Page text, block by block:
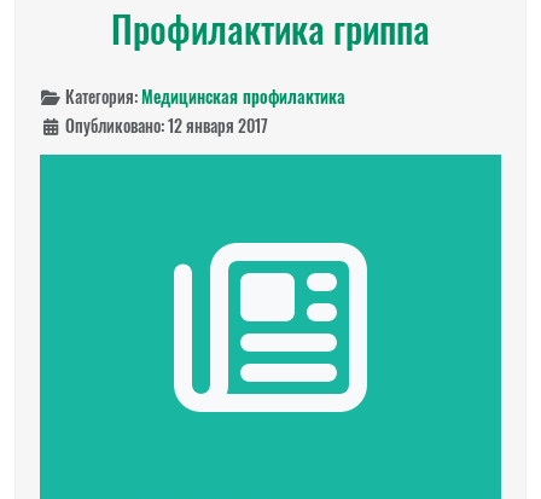
Профилактика гриппа
Категория:Медицинская профилактика
Опубликовано: 12 января 2017